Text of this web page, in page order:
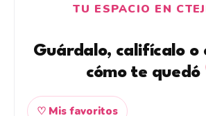
TU ESPACIO EN
Guárdalo, califícalo o
cómo te quedó
♡ Mis favoritos